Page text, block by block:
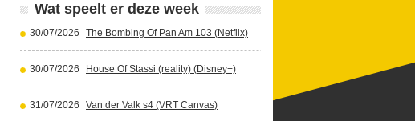
Wat speelt er deze week
30/07/2026 The Bombing Of Pan Am 103 (Netflix)
30/07/2026 House Of Stassi (reality) (Disney+)
31/07/2026 Van der Valk s4 (VRT Canvas)